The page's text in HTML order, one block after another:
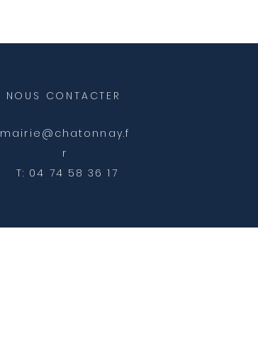
NOUS CONTACTER
mairie@chatonnay.f
r
T: 04 74 58 36 17